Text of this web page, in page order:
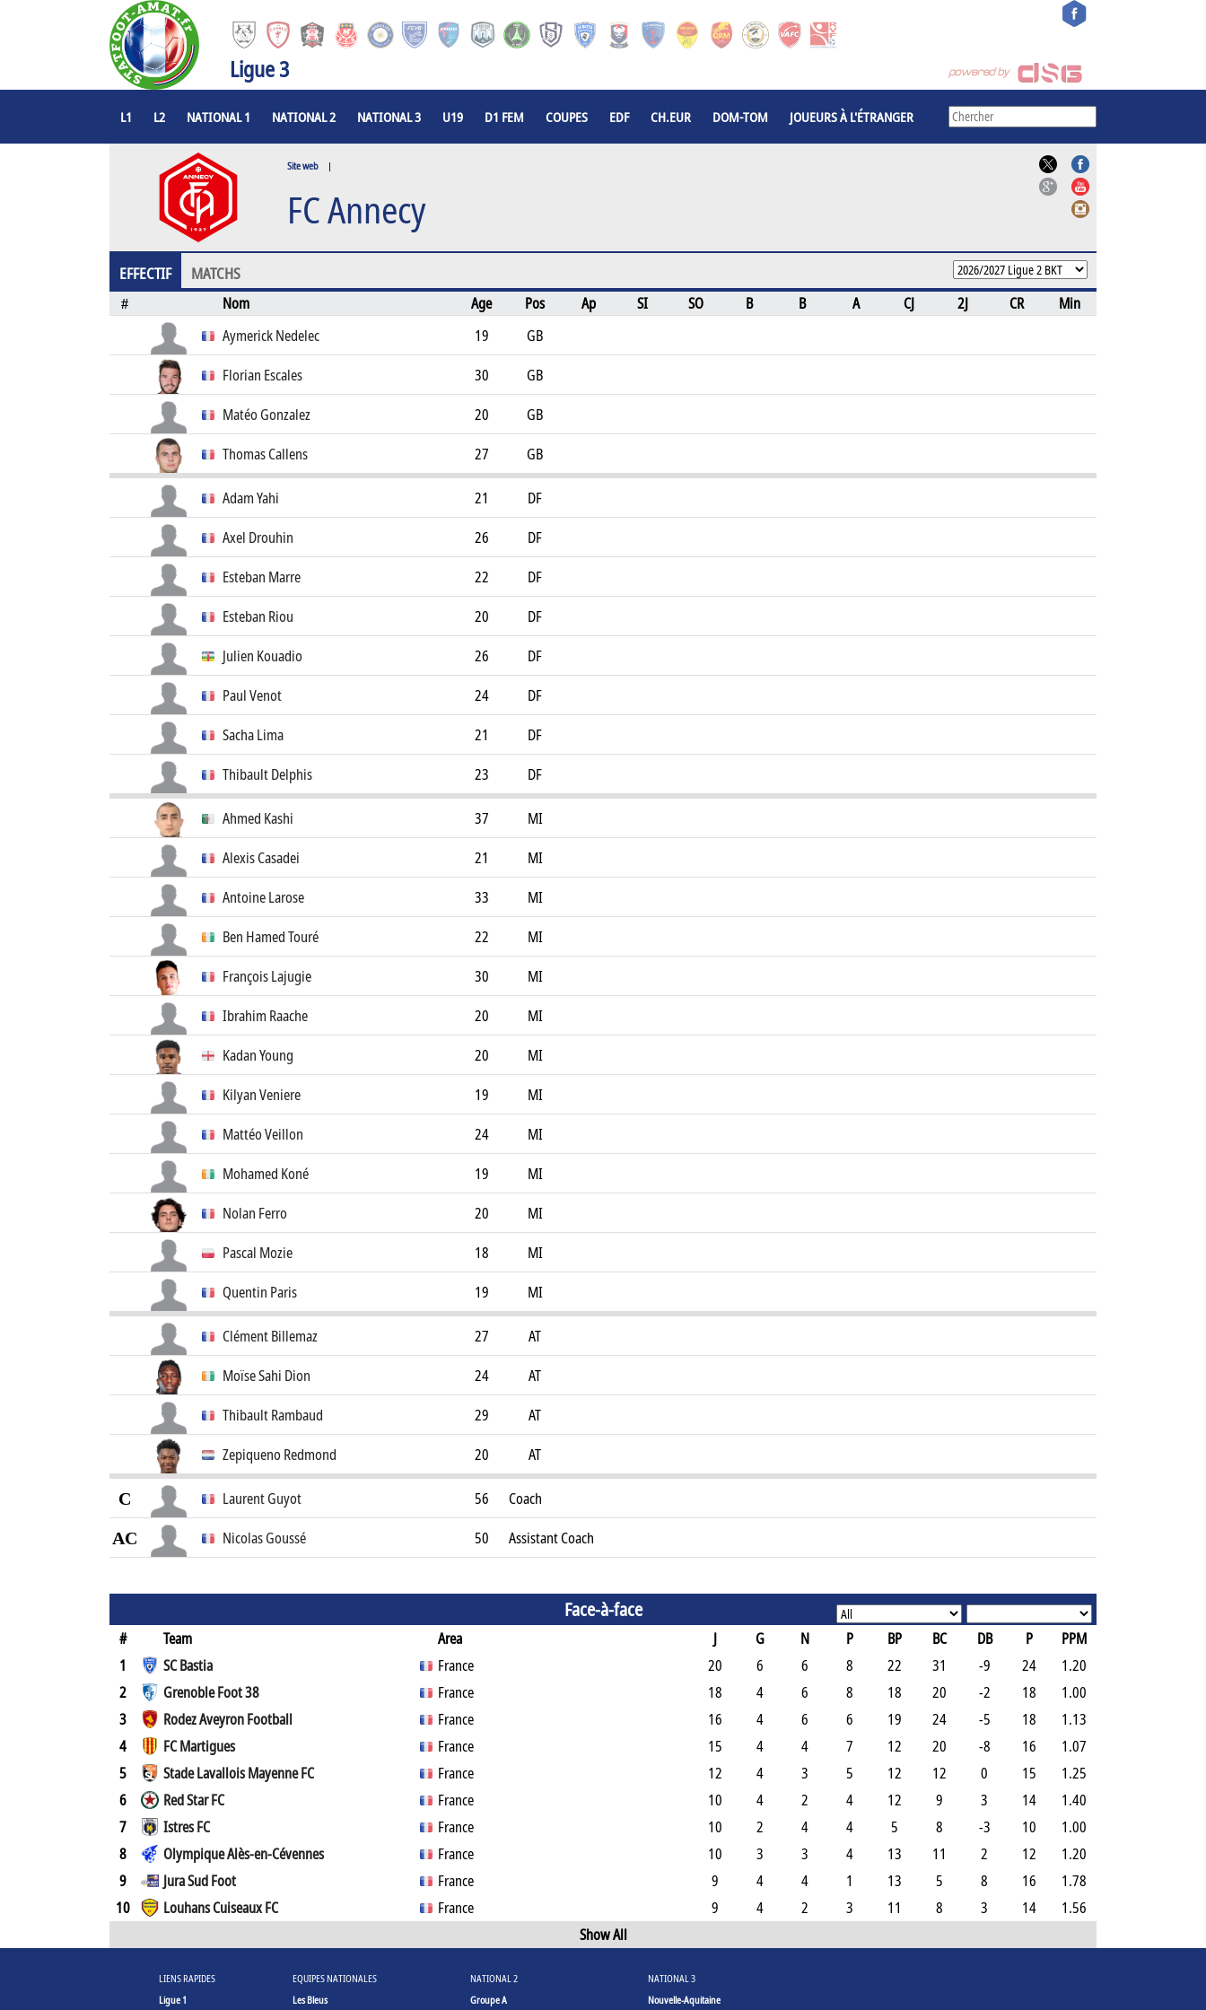
Ligue 3
L1 L2 NATIONAL 1 NATIONAL 2 NATIONAL 3 U19 D1 FEM COUPES EDF CH.EUR DOM-TOM JOUEURS À L'ÉTRANGER
Site web |
FC Annecy
EFFECTIF MATCHS
# Nom Age Pos Ap SI SO B B A CJ 2J CR
Min
Aymerick Nedelec
19
GB
Florian Escales
30
GB
Matéo Gonzalez
20
GB
Thomas Callens
27 GB
Adam Yahi 21
DF
Axel Drouhin
26
DF
Esteban Marre
22
DF
Esteban Riou
20
DF
Julien Kouadio
26
DF
Paul Venot
24
DF
Sacha Lima
21
DF
Thibault Delphis
23 DF
Ahmed Kashi 37
MI
Alexis Casadei
21
MI
Antoine Larose
33
MI
Ben Hamed Touré
22
MI
François Lajugie
30
MI
Ibrahim Raache
20
MI
Kadan Young
20
MI
Kilyan Veniere
19
MI
Mattéo Veillon
24
MI
Mohamed Koné
19
MI
Nolan Ferro
20
MI
Pascal Mozie
18
MI
Quentin Paris
19 MI
Clément Billemaz 27
AT
Moïse Sahi Dion
24
AT
Thibault Rambaud
29
AT
Zepiqueno Redmond
20 AT
C Laurent Guyot 56
Coach
AC
Nicolas Goussé 50 Assistant Coach
Face-à-face
# Team Area J G N P BP BC DB P
PPM
1
SC Bastia France 20 6 6 8 22 31 -9 24
1.20
2
Grenoble Foot 38 France 18 4 6 8 18 20 -2 18
1.00
3
Rodez Aveyron Football France 16 4 6 6 19 24 -5 18
1.13
4
FC Martigues France 15 4 4 7 12 20 -8 16
1.07
5
Stade Lavallois Mayenne FC France 12 4 3 5 12 12 0 15
1.25
6
Red Star FC France 10 4 2 4 12 9 3 14
1.40
7
Istres FC France 10 2 4 4 5 8 -3 10
1.00
8
Olympique Alès-en-Cévennes France 10 3 3 4 13 11 2 12
1.20
9
Jura Sud Foot France 9 4 4 1 13 5 8 16
1.78
10
Louhans Cuiseaux FC France 9 4 2 3 11 8 3 14
1.56
Show All
LIENS RAPIDES
Ligue 1
EQUIPES NATIONALES
Les Bleus
NATIONAL 2
Groupe A
NATIONAL 3
Nouvelle-Aquitaine